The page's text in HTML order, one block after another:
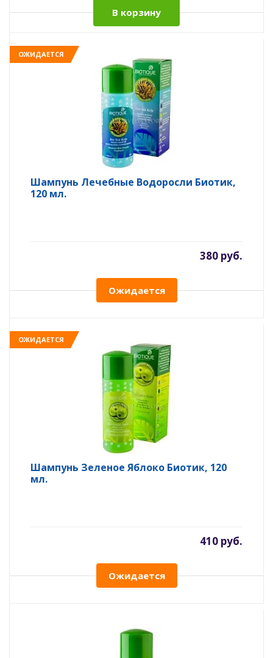
В корзину
ОЖИДАЕТСЯ
Шампунь Лечебные Водоросли Биотик,
120 мл.
380 руб.
Ожидается
ОЖИДАЕТСЯ
Шампунь Зеленое Яблоко Биотик, 120
мл.
410 руб.
Ожидается